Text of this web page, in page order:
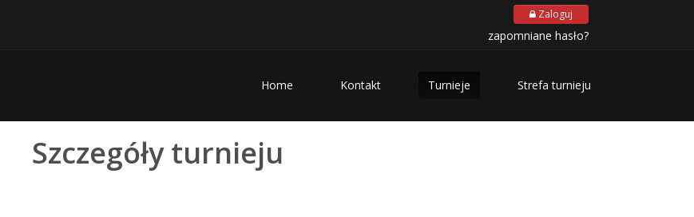
Zaloguj
zapomniane hasło?
Home Kontakt Turnieje Strefa turnieju
Szczegóły turnieju